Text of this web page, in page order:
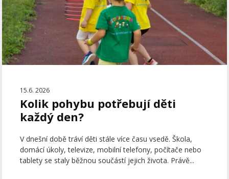
15.6. 2026
Kolik pohybu potřebují děti
každý den?
V dnešní době tráví děti stále více času vsedě. Škola,
domácí úkoly, televize, mobilní telefony, počítače nebo
tablety se staly běžnou součástí jejich života. Právě...